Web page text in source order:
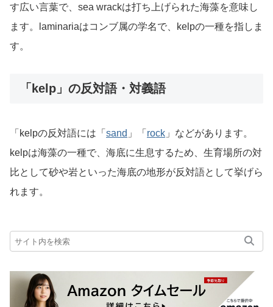
す広い言葉で、sea wrackは打ち上げられた海藻を意味し
ます。laminariaはコンブ属の学名で、kelpの一種を指しま
す。
「kelp」の反対語・対義語
「kelpの反対語には「 sand 」「 rock 」などがあります。
kelpは海藻の一種で、海底に生息するため、生育場所の対
比として砂や岩といった海底の地形が反対語として挙げら
れます。